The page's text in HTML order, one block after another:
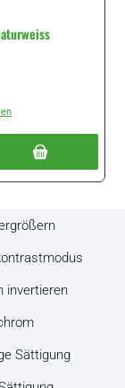
invertieren
Sättigung